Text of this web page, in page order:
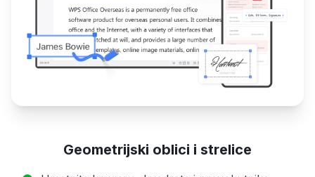
Geometrijski oblici i strelice